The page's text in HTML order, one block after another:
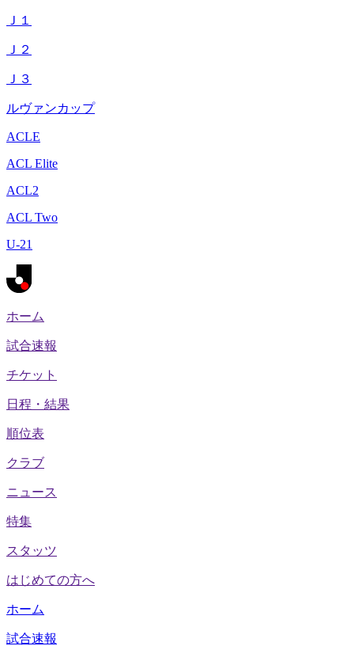
Ｊ１
Ｊ２
Ｊ３
ルヴァンカップ
ACLE
ACL Elite
ACL2
ACL Two
U-21
ホーム
試合速報
チケット
日程・結果
順位表
クラブ
ニュース
特集
スタッツ
はじめての方へ
ホーム
試合速報